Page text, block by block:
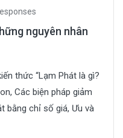
nguyên nhân
thức “Lạm Phát là gì?
Các biện pháp giảm
bằng chỉ số giá, Ưu và